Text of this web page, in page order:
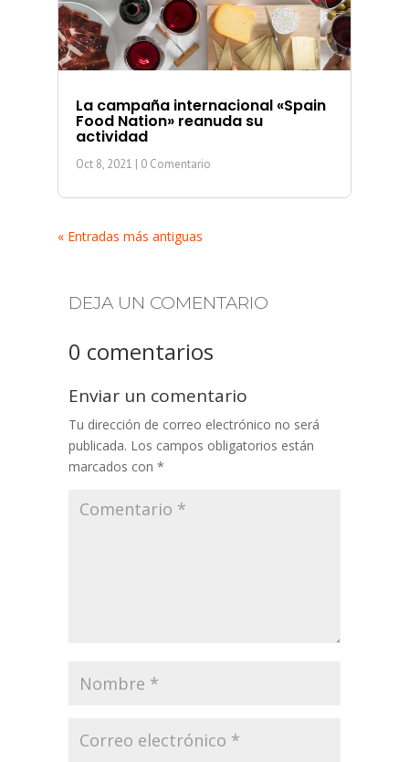
La campaña internacional «Spain
Food Nation» reanuda su
actividad
Oct 8, 2021 | 0 Comentario
« Entradas más antiguas
DEJA UN COMENTARIO
0 comentarios
Enviar un comentario
Tu dirección de correo electrónico no será
publicada. Los campos obligatorios están
marcados con *